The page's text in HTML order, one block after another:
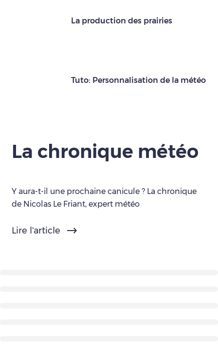
La production des prairies
Tuto: Personnalisation de la météo
La chronique météo
Y aura-t-il une prochaine canicule ? La chronique
de Nicolas Le Friant, expert météo
Lire l'article